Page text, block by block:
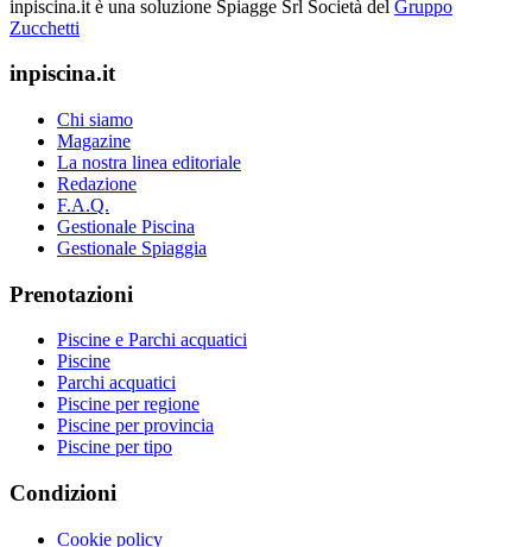
inpiscina.it è una soluzione Spiagge Srl Società del Gruppo
Zucchetti
inpiscina.it
Chi siamo
Magazine
La nostra linea editoriale
Redazione
F.A.Q.
Gestionale Piscina
Gestionale Spiaggia
Prenotazioni
Piscine e Parchi acquatici
Piscine
Parchi acquatici
Piscine per regione
Piscine per provincia
Piscine per tipo
Condizioni
Cookie policy